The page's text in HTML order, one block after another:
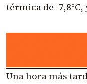
térmica de -7,8°C,
Una hora más